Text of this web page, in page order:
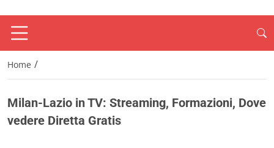
Home /
Milan-Lazio in TV: Streaming, Formazioni, Dove
vedere Diretta Gratis